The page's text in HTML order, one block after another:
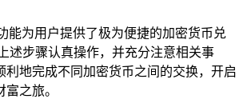
能为用户提供了极为便捷的加密货币兑
述步骤认真操作，并充分注意相关事
利地完成不同加密货币之间的交换，开启
之旅。